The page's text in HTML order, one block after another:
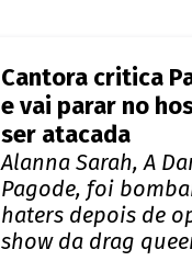
Cantora critica
e vai parar no
ser atacada
Alanna Sarah, A
Pagode, foi
haters depois de
show da drag